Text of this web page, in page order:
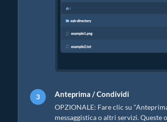
Anteprima / Condividi
OPZIONALE: Fare clic su
messaggistica o altri servizi.